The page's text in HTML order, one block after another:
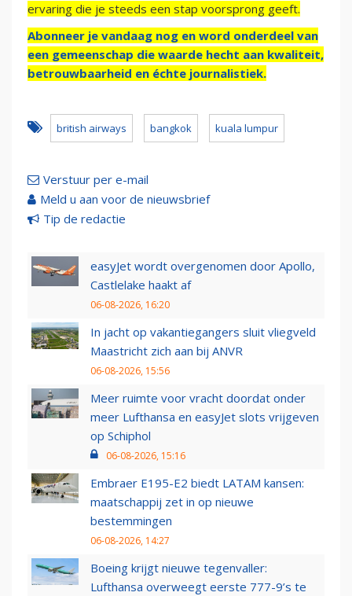
ervaring die je steeds een stap voorsprong geeft.
Abonneer je vandaag nog en word onderdeel van
een gemeenschap die waarde hecht aan kwaliteit,
betrouwbaarheid en échte journalistiek.
british airways bangkok kuala lumpur
Verstuur per e-mail
Meld u aan voor de nieuwsbrief
Tip de redactie
easyJet wordt overgenomen door Apollo,
Castlelake haakt af
06-08-2026, 16:20
In jacht op vakantiegangers sluit vliegveld
Maastricht zich aan bij ANVR
06-08-2026, 15:56
Meer ruimte voor vracht doordat onder
meer Lufthansa en easyJet slots vrijgeven
op Schiphol
06-08-2026, 15:16
Embraer E195-E2 biedt LATAM kansen:
maatschappij zet in op nieuwe
bestemmingen
06-08-2026, 14:27
Boeing krijgt nieuwe tegenvaller:
Lufthansa overweegt eerste 777-9’s te